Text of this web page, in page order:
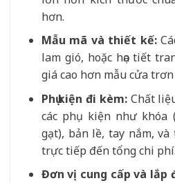
hơn.
Mẫu mã và thiết kế:
lam gió, hoặc họa tiết
giá cao hơn mẫu cửa
Phụ kiện đi kèm:Chất
các phụ kiện như khóa
gạt), bản lề, tay nắm,
trực tiếp đến tổng chi phí.
Đơn vị cung cấp và lắp